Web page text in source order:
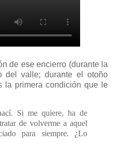
de ese encierro (durante la
del valle; durante el otoño
la primera condición que le
Si me quiere, ha de
de volverme a aquel
para siempre. ¿Lo